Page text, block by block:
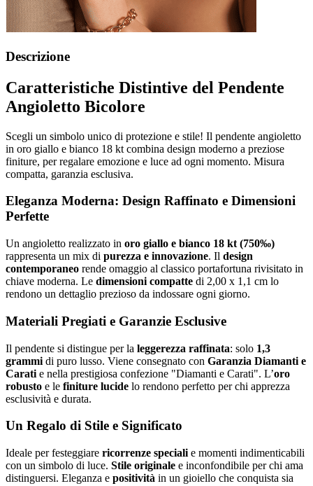
Descrizione
Caratteristiche Distintive del Pendente
Angioletto Bicolore
Scegli un simbolo unico di protezione e stile! Il pendente angioletto
in oro giallo e bianco 18 kt combina design moderno a preziose
finiture, per regalare emozione e luce ad ogni momento. Misura
compatta, garanzia esclusiva.
Eleganza Moderna: Design Raffinato e Dimensioni
Perfette
Un angioletto realizzato in oro giallo e bianco 18 kt (750‰)
rappresenta un mix di purezza e innovazione. Il design
contemporaneo rende omaggio al classico portafortuna rivisitato in
chiave moderna. Le dimensioni compatte di 2,00 x 1,1 cm lo
rendono un dettaglio prezioso da indossare ogni giorno.
Materiali Pregiati e Garanzie Esclusive
Il pendente si distingue per la leggerezza raffinata: solo 1,3
grammi di puro lusso. Viene consegnato con Garanzia Diamanti e
Carati e nella prestigiosa confezione "Diamanti e Carati". L’oro
robusto e le finiture lucide lo rendono perfetto per chi apprezza
esclusività e durata.
Un Regalo di Stile e Significato
Ideale per festeggiare ricorrenze speciali e momenti indimenticabili
con un simbolo di luce. Stile originale e inconfondibile per chi ama
distinguersi. Eleganza e positività in un gioiello che conquista sia